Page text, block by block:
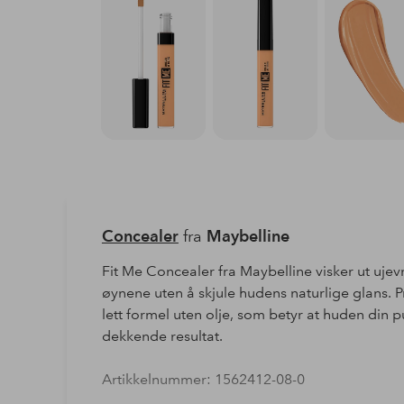
Concealerfra Maybelline
Fit Me Concealer fra Maybelline visker ut
øynene uten å skjule hudens naturlige glans.
lett formel uten olje, som betyr at huden din
dekkende resultat.
Artikkelnummer: 1562412-08-0